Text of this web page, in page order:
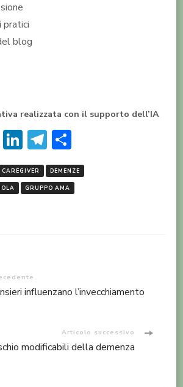
pratici
blog
realizzata con il supporto dell’IA
EmailLinkedIn
Telegram
CAREGIVER DEMENZE
GRUPPO AMA
influenzano l’invecchiamento
Articolo successivo
modificabili della demenza